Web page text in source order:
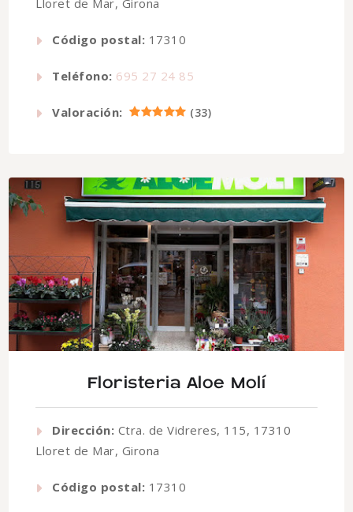
Código postal: 17310
Teléfono: 695 27 24 85
Valoración: (33)
Floristeria Aloe Molí
Dirección: Ctra. de Vidreres, 115, 17310
Lloret de Mar, Girona
Código postal: 17310